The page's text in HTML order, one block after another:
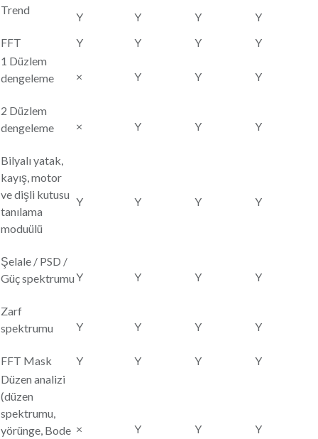
Trend
Y Y Y
Y
FFT
Y Y Y
Y
1 Düzlem
dengeleme
× Y Y Y
2 Düzlem
dengeleme
× Y Y Y
Bilyalı yatak,
kayış, motor
ve dişli kutusu
tanılama
moduülü
Y Y Y Y
Şelale / PSD /
Güç spektrumuY Y Y Y
Zarf
spektrumu
Y Y Y Y
FFT Mask Y Y Y
Y
Düzen analizi
(düzen
spektrumu,
yörünge, Bode × Y Y Y